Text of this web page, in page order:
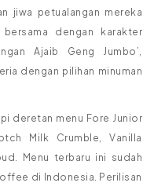
jiwa petualangan mereka
dengan karakter
Ajaib Geng Jumbo’,
dengan pilihan minuman
deretan menu Fore Junior
Milk Crumble, Vanilla
Menu terbaru ini sudah
di Indonesia. Perilisan